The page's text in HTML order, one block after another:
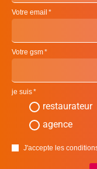
Votre email
Votre gsm
je suis
restaurateur
agence
J'accepte les